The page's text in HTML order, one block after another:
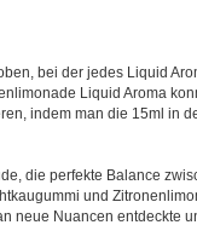
bei der jedes Liquid
Liquid Aroma
indem man die 15ml in
die perfekte Balance
und
neue Nuancen entdeckte